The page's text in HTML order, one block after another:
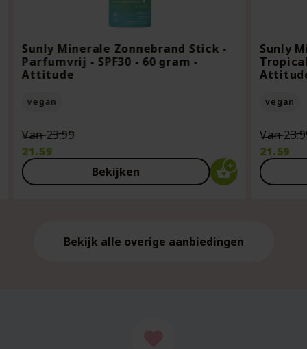
Sunly Minerale Zonnebrand Stick -
Parfumvrij - SPF30 - 60 gram -
Attitude
vegan
Van23.99Oorspronkelijke
was:
€23.99.
21.59
Huidige
prijs
Bekijken
Sunly
vegan
Van
21.59
Huidige
prijs
Bekijk alle overige aanbiedingen